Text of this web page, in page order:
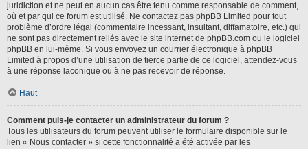
juridiction et ne peut en aucun cas être tenu comme responsable de comment,
où et par qui ce forum est utilisé. Ne contactez pas phpBB Limited pour tout
problème d’ordre légal (commentaire incessant, insultant, diffamatoire, etc.) qui
ne sont pas directement reliés avec le site internet de phpBB.com ou le logiciel
phpBB en lui-même. Si vous envoyez un courrier électronique à phpBB
Limited à propos d’une utilisation de tierce partie de ce logiciel, attendez-vous
à une réponse laconique ou à ne pas recevoir de réponse.
Haut
Comment puis-je contacter un administrateur du forum ?
Tous les utilisateurs du forum peuvent utiliser le formulaire disponible sur le
lien « Nous contacter » si cette fonctionnalité a été activée par les